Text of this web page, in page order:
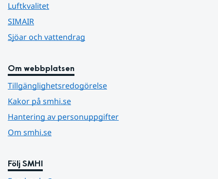
Luftkvalitet
SIMAIR
Sjöar och vattendrag
Om webbplatsen
Tillgänglighetsredogörelse
Kakor på smhi.se
Hantering av personuppgifter
Om smhi.se
Följ SMHI